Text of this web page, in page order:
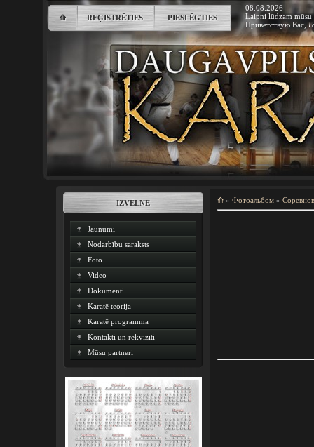
⟰ REĢISTRĒTIES PIESLĒGTIES
08.08.2026
Laipni lūdzam mūsu
Приветствую Вас ,
IZVĒLNE
Jaunumi
Nodarbību saraksts
Foto
Video
Dokumenti
Karatē teorija
Karatē programma
Kontakti un rekvizīti
Mūsu partneri
⟰ » Фотоальбом »